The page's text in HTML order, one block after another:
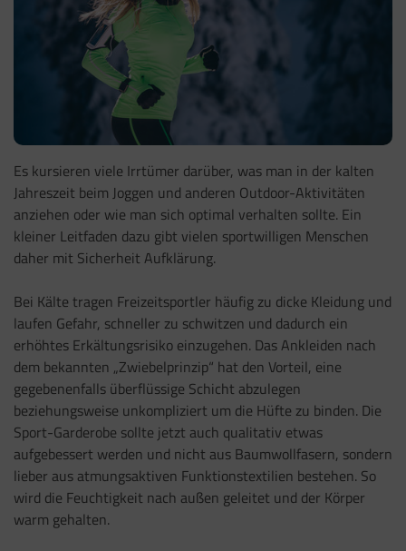
Es kursieren viele Irrtümer darüber, was man in der kalten
Jahreszeit beim Joggen und anderen Outdoor-Aktivitäten
anziehen oder wie man sich optimal verhalten sollte. Ein
kleiner Leitfaden dazu gibt vielen sportwilligen Menschen
daher mit Sicherheit Aufklärung.
Bei Kälte tragen Freizeitsportler häufig zu dicke Kleidung und
laufen Gefahr, schneller zu schwitzen und dadurch ein
erhöhtes Erkältungsrisiko einzugehen. Das Ankleiden nach
dem bekannten „Zwiebelprinzip“ hat den Vorteil, eine
gegebenenfalls überflüssige Schicht abzulegen
beziehungsweise unkompliziert um die Hüfte zu binden. Die
Sport-Garderobe sollte jetzt auch qualitativ etwas
aufgebessert werden und nicht aus Baumwollfasern, sondern
lieber aus atmungsaktiven Funktionstextilien bestehen. So
wird die Feuchtigkeit nach außen geleitet und der Körper
warm gehalten.